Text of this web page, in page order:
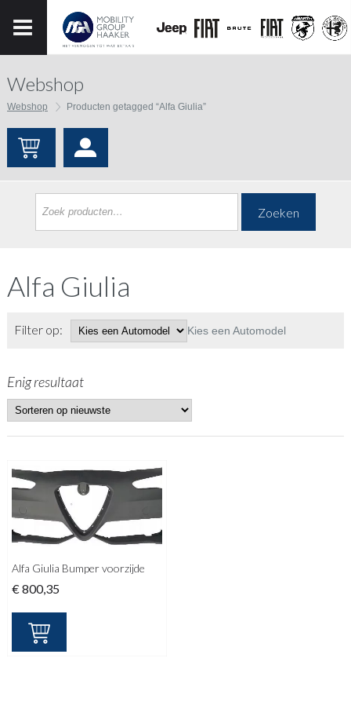
Webshop
Webshop Producten getagged “Alfa Giulia”
Zoeken
Alfa Giulia
Filter op: Kies een Automodel
Enig resultaat
Alfa Giulia Bumper voorzijde
€800,35